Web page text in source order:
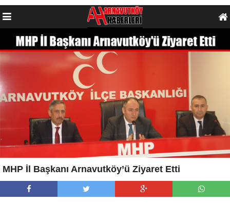
MHP İl Başkanı Arnavutköy’ü Ziyaret Etti